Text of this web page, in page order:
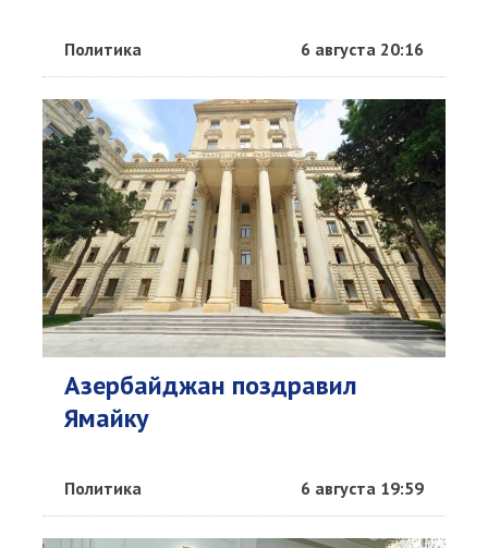
Политика 6 августа 20:16
Азербайджан поздравил
Ямайку
Политика 6 августа 19:59